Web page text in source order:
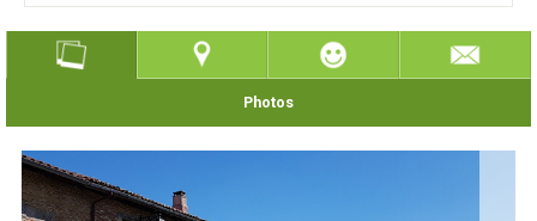
Photos